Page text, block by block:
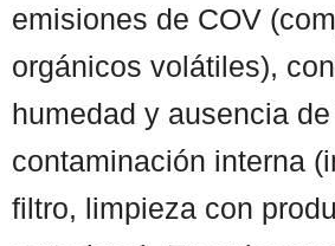
emisiones de COV
orgánicos volátiles),
humedad y ausencia
contaminación interna
filtro, limpieza con